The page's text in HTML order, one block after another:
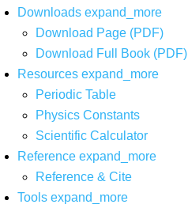
Downloads expand_more
Download Page (PDF)
Download Full Book (PDF)
Resources expand_more
Periodic Table
Physics Constants
Scientific Calculator
Reference expand_more
Reference & Cite
Tools expand_more